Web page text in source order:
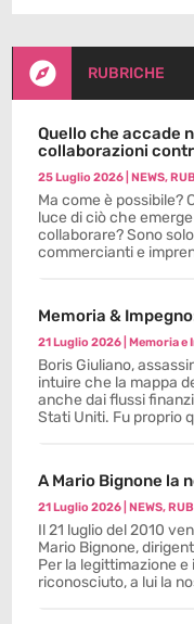
 RUBRICHE
Quello che accade
collaborazioni
25 Luglio 2026 |NEWS,
Ma come è possibile?
luce di ciò che
collaborare? Sono
commercianti e
Memoria &
21 Luglio 2026 |Memoria e
Boris Giuliano,
intuire che la mappa
anche dai flussi
Stati Uniti. Fu proprio
A Mario Bignone la
21 Luglio 2026 |NEWS,
Il 21 luglio del 2010
Mario Bignone,
Per la legittimazione
riconosciuto, a lui la